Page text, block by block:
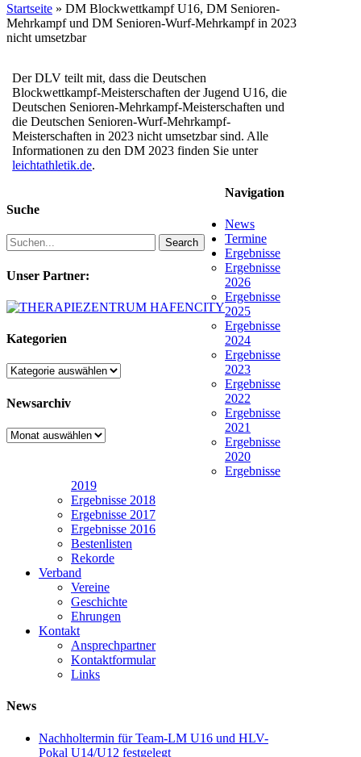
Startseite » DM Blockwettkampf U16, DM Senioren-
Mehrkampf und DM Senioren-Wurf-Mehrkampf in 2023
nicht umsetzbar
Der DLV teilt mit, dass die Deutschen
Blockwettkampf-Meisterschaften der Jugend U16, die
Deutschen Senioren-Mehrkampf-Meisterschaften und
die Deutschen Senioren-Wurf-Mehrkampf-
Meisterschaften in 2023 nicht umsetzbar sind. Alle
Informationen zu den DM 2023 finden Sie unter
leichtathletik.de.
Suche
Search
Unser Partner:
Kategorien
Kategorien
Newsarchiv
Newsarchiv
Navigation
News
Termine
Ergebnisse
Ergebnisse
2026
Ergebnisse
2025
Ergebnisse
2024
Ergebnisse
2023
Ergebnisse
2022
Ergebnisse
2021
Ergebnisse
2020
Ergebnisse
2019
Ergebnisse 2018
Ergebnisse 2017
Ergebnisse 2016
Bestenlisten
Rekorde
Verband
Vereine
Geschichte
Ehrungen
Kontakt
Ansprechpartner
Kontaktformular
Links
News
Nachholtermin für Team-LM U16 und HLV-
Pokal U14/U12 festgelegt